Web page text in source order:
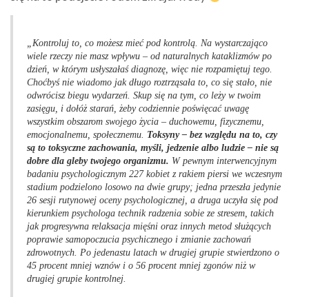
„Kontroluj to, co możesz mieć pod kontrolą. Na wystarczająco
wiele rzeczy nie masz wpływu – od naturalnych kataklizmów po
dzień, w którym usłyszałaś diagnozę, więc nie rozpamiętuj tego.
Choćbyś nie wiadomo jak długo roztrząsała to, co się stało, nie
odwrócisz biegu wydarzeń. Skup się na tym, co leży w twoim
zasięgu, i dołóż starań, żeby codziennie poświęcać uwagę
wszystkim obszarom swojego życia – duchowemu, fizycznemu,
emocjonalnemu, społecznemu. Toksyny – bez względu na to, czy
są to toksyczne zachowania, myśli, jedzenie albo ludzie – nie są
dobre dla gleby twojego organizmu. W pewnym interwencyjnym
badaniu psychologicznym 227 kobiet z rakiem piersi we wczesnym
stadium podzielono losowo na dwie grupy; jedna przeszła jedynie
26 sesji rutynowej oceny psychologicznej, a druga uczyła się pod
kierunkiem psychologa technik radzenia sobie ze stresem, takich
jak progresywna relaksacja mięśni oraz innych metod służących
poprawie samopoczucia psychicznego i zmianie zachowań
zdrowotnych. Po jedenastu latach w drugiej grupie stwierdzono o
45 procent mniej wznów i o 56 procent mniej zgonów niż w
drugiej grupie kontrolnej.